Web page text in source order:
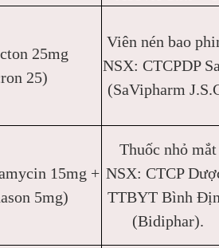
25mg
25)
Viên nén bao
NSX: CTCPDP
(SaVipharm
15mg +
5mg)
Thuốc nhỏ mắt
NSX: CTCP
TTBYT Bình
(Bidiphar).